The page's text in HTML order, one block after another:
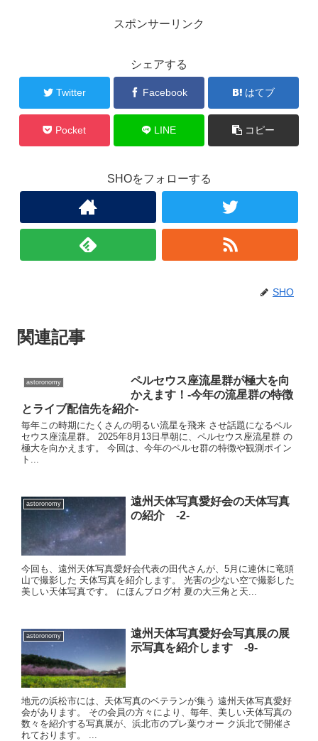
スポンサーリンク
シェアする
Twitter Facebook はてブ
Pocket LINE コピー
SHOをフォローする
SHO
関連記事
astoronomy
ペルセウス座流星群が極大を向
かえます！-今年の流星群の特徴
とライブ配信先を紹介-
毎年この時期にたくさんの明るい流星を飛来 させ話題になるペル
セウス座流星群。 2025年8月13日早朝に、ペルセウス座流星群 の
極大を向かえます。 今回は、今年のペルセ群の特徴や観測ポイン
ト...
astoronomy
遠州天体写真愛好会の天体写真
の紹介 -2-
今回も、遠州天体写真愛好会代表の田代さんが、5月に連休に竜頭
山で撮影した 天体写真を紹介します。 光害の少ない空で撮影した
美しい天体写真です。 にほんブログ村 夏の大三角と天...
astoronomy
遠州天体写真愛好会写真展の展
示写真を紹介します -9-
地元の浜松市には、天体写真のベテランが集う 遠州天体写真愛好
会があります。 その会員の方々により、毎年、美しい天体写真の
数々を紹介する写真展が、浜北市のプレ葉ウオー ク浜北で開催さ
れております。 ...